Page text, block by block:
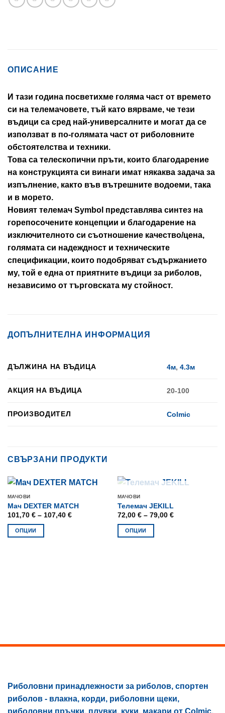
ОПИСАНИЕ
И тази година посветихме голяма част от времето
си на телемачовете, тъй като вярваме, че тези
въдици са сред най-универсалните и могат да се
използват в по-голямата част от риболовните
обстоятелства и техники.
Това са телескопични пръти, които благодарение
на конструкцията си винаги имат някаква задача за
изпълнение, както във вътрешните водоеми, така
и в морето.
Новият телемач Symbol представлява синтез на
горепосочените концепции и благодарение на
изключителното си съотношение качество/цена,
голямата си надеждност и техническите
спецификации, които подобряват съдържанието
му, той е една от приятните въдици за риболов,
независимо от търговската му стойност.
ДОПЪЛНИТЕЛНА ИНФОРМАЦИЯ
ДЪЛЖИНА НА ВЪДИЦА 4м,4.3м
АКЦИЯ НА ВЪДИЦА 20-100
ПРОИЗВОДИТЕЛ Colmic
СВЪРЗАНИ ПРОДУКТИ
МАЧОВИ
Мач DEXTER MATCH
101,70 € – 107,40 €Price
ОПЦИИ
on
МАЧОВИ
Телемач JEKILL
72,00 € – 79,00 €Price
ОПЦИИ
on
Риболовни принадлежности за риболов, спортен
риболов - влакна, корди, риболовни щеки,
риболовни пръчки, плувки, куки, макари от Colmic.